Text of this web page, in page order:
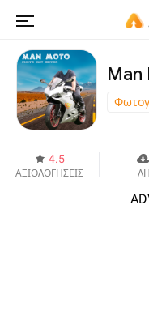
Man
4.5
ΑΞΙΟΛΟΓΗΣΕΙΣ